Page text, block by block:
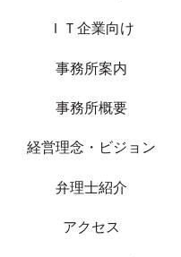
ＩＴ企業向け
事務所案内
事務所概要
経営理念・ビジョン
弁理士紹介
アクセス